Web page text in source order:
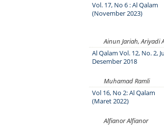
Vol. 17, No 6 : Al Qalam
(November 2023)
Ainun Jariah, Ariyadi
Al Qalam Vol. 12, No. 2,
Desember 2018
Muhamad Ramli
Vol 16, No 2: Al Qalam
(Maret 2022)
Alfianor Alfianor